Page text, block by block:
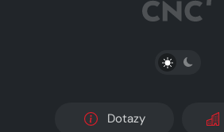
Dotazy